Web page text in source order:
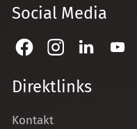
Social Media
Direktlinks
Kontakt